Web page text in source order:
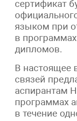
сертификат
языком при
в
дипломов.
В настоящее
связей
аспирантам
программах
в течение